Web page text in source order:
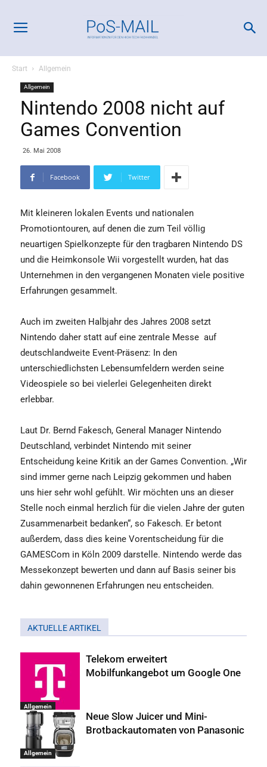
Start Allgemein
Allgemein
Nintendo 2008 nicht auf
Games Convention
26. Mai 2008
Facebook Twitter
Mit kleineren lokalen Events und nationalen
Promotiontouren, auf denen die zum Teil völlig
neuartigen Spielkonzepte für den tragbaren Nintendo DS
und die Heimkonsole Wii vorgestellt wurden, hat das
Unternehmen in den vergangenen Monaten viele positive
Erfahrungen gesammelt.
Auch im zweiten Halbjahr des Jahres 2008 setzt
Nintendo daher statt auf eine zentrale Messe auf
deutschlandweite Event-Präsenz: In den
unterschiedlichsten Lebensumfeldern werden seine
Videospiele so bei vielerlei Gelegenheiten direkt
erlebbar.
Laut Dr. Bernd Fakesch, General Manager Nintendo
Deutschland, verbindet Nintendo mit seiner
Entscheidung keine Kritik an der Games Convention. „Wir
sind immer gerne nach Leipzig gekommen und haben
uns hier sehr wohl gefühlt. Wir möchten uns an dieser
Stelle noch einmal herzlich für die vielen Jahre der guten
Zusammenarbeit bedanken“, so Fakesch. Er betont
außerdem, dass dies keine Vorentscheidung für die
GAMESCom in Köln 2009 darstelle. Nintendo werde das
Messekonzept bewerten und dann auf Basis seiner bis
dahin gewonnenen Erfahrungen neu entscheiden.
AKTUELLE ARTIKEL
Allgemein
Telekom erweitert
Mobilfunkangebot um Google One
Allgemein
Neue Slow Juicer und Mini-
Brotbackautomaten von Panasonic